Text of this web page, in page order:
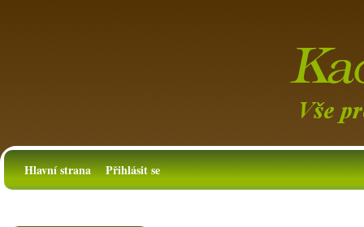
Hlavní strana Přihlásit se